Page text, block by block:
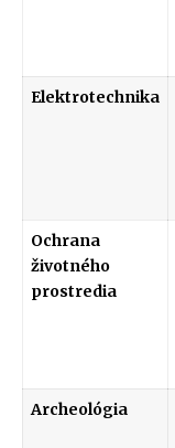
Elektrotechnika
Ochrana
životného
prostredia
Archeológia